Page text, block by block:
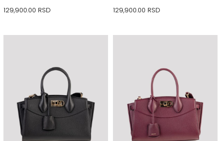
129,900.00 RSD
129,900.00 RSD